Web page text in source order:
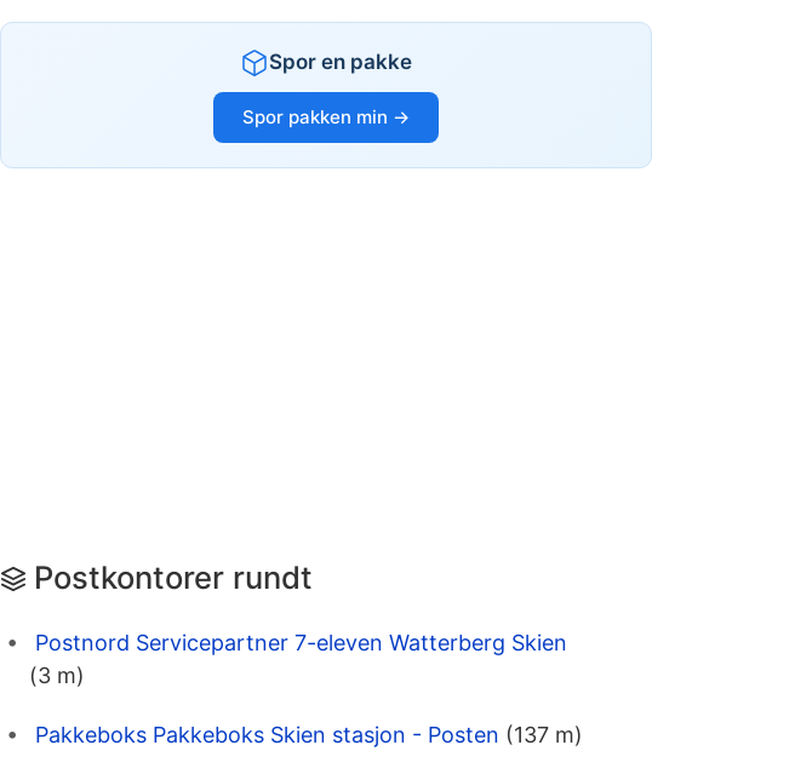
Spor en pakke
Spor pakken min →
Postkontorer rundt
Postnord Servicepartner 7-eleven Watterberg Skien
(3 m)
Pakkeboks Pakkeboks Skien stasjon - Posten (137 m)